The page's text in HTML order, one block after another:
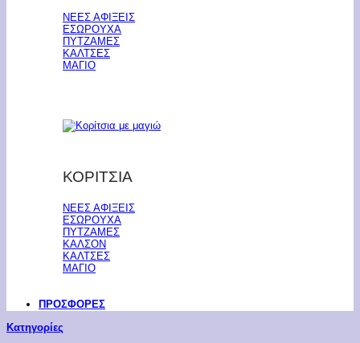
ΝΕΕΣ ΑΦΙΞΕΙΣ
ΕΣΩΡΟΥΧΑ
ΠΥΤΖΑΜΕΣ
ΚΑΛΤΣΕΣ
ΜΑΓΙΟ
ΚΟΡΙΤΣΙΑ
ΝΕΕΣ ΑΦΙΞΕΙΣ
ΕΣΩΡΟΥΧΑ
ΠΥΤΖΑΜΕΣ
ΚΑΛΣΟΝ
ΚΑΛΤΣΕΣ
ΜΑΓΙΟ
ΠΡΟΣΦΟΡΕΣ
Κατηγορίες